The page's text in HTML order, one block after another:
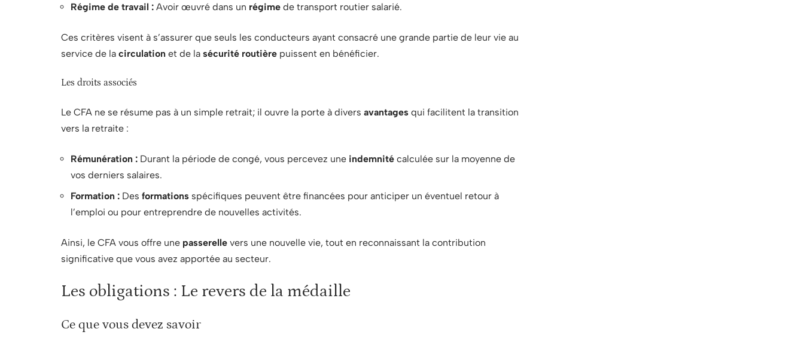
Régime de travail : Avoir œuvré dans un régime de transport routier salarié.
Ces critères visent à s’assurer que seuls les conducteurs ayant consacré une grande partie de leur vie au
service de la circulation et de la sécurité routière puissent en bénéficier.
Les droits associés
Le CFA ne se résume pas à un simple retrait; il ouvre la porte à divers avantages qui facilitent la transition
vers la retraite :
Rémunération : Durant la période de congé, vous percevez une indemnité calculée sur la moyenne de
vos derniers salaires.
Formation : Des formations spécifiques peuvent être financées pour anticiper un éventuel retour à
l’emploi ou pour entreprendre de nouvelles activités.
Ainsi, le CFA vous offre une passerelle vers une nouvelle vie, tout en reconnaissant la contribution
significative que vous avez apportée au secteur.
Les obligations : Le revers de la médaille
Ce que vous devez savoir